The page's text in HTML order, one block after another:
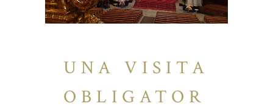
UNA VISITA
OBLIGATOR